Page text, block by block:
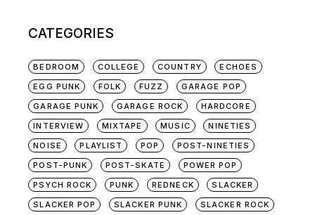
CATEGORIES
BEDROOM COLLEGE COUNTRY
ECHOES
EGG PUNK
FOLK FUZZ
GARAGE POP
GARAGE PUNK
GARAGE ROCK
HARDCORE
INTERVIEW
MIXTAPE MUSIC
NINETIES
NOISE
PLAYLIST POP
POST-NINETIES
POST-PUNK
POST-SKATE
POWER POP
PSYCH ROCK
PUNK REDNECK
SLACKER
SLACKER POP
SLACKER PUNK SLACKER ROCK